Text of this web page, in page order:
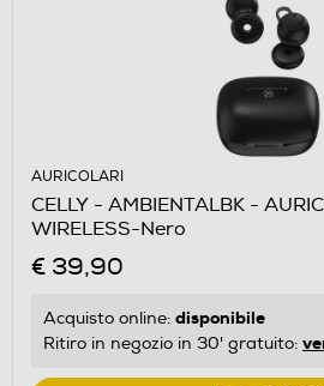
AURICOLARI
CELLY - AMBIENTALBK -
WIRELESS-Nero
€ 39,90
Acquisto online: disponibile
Ritiro in negozio in 30' gratuito: